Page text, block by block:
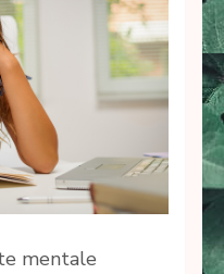
mentale